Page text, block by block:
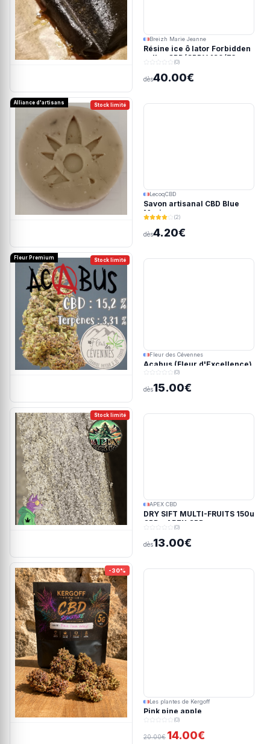
Breizh Marie Jeanne
Résine ice ô lator Forbidden
valley CBD/CBDV 190/73u
(0)
dès40.00€
Stock limité
Alliance d'artisans
LecoqCBD
Savon artisanal CBD Blue
Meringue
(2)
dès4.20€
Stock limité
Fleur Premium
Fleur des Cévennes
Acabus (Fleur d'Excellence)
(0)
dès15.00€
Stock limité
APEX CBD
DRY SIFT MULTI-FRUITS 150u
CBD - APEX CBD
(0)
dès13.00€
-30%
Les plantes de Kergoff
Pink pine apple
(0)
20.00€ 14.00€